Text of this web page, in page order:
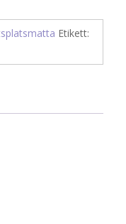
Etikett: